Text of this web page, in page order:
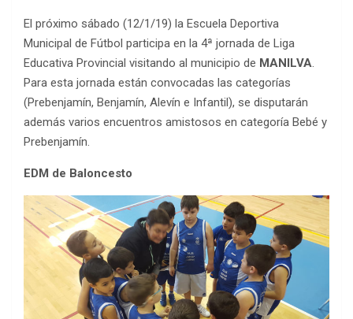
El próximo sábado (12/1/19) la Escuela Deportiva
Municipal de Fútbol participa en la 4ª jornada de Liga
Educativa Provincial visitando al municipio de MANILVA.
Para esta jornada están convocadas las categorías
(Prebenjamín, Benjamín, Alevín e Infantil), se disputarán
además varios encuentros amistosos en categoría Bebé y
Prebenjamín.
EDM de Baloncesto